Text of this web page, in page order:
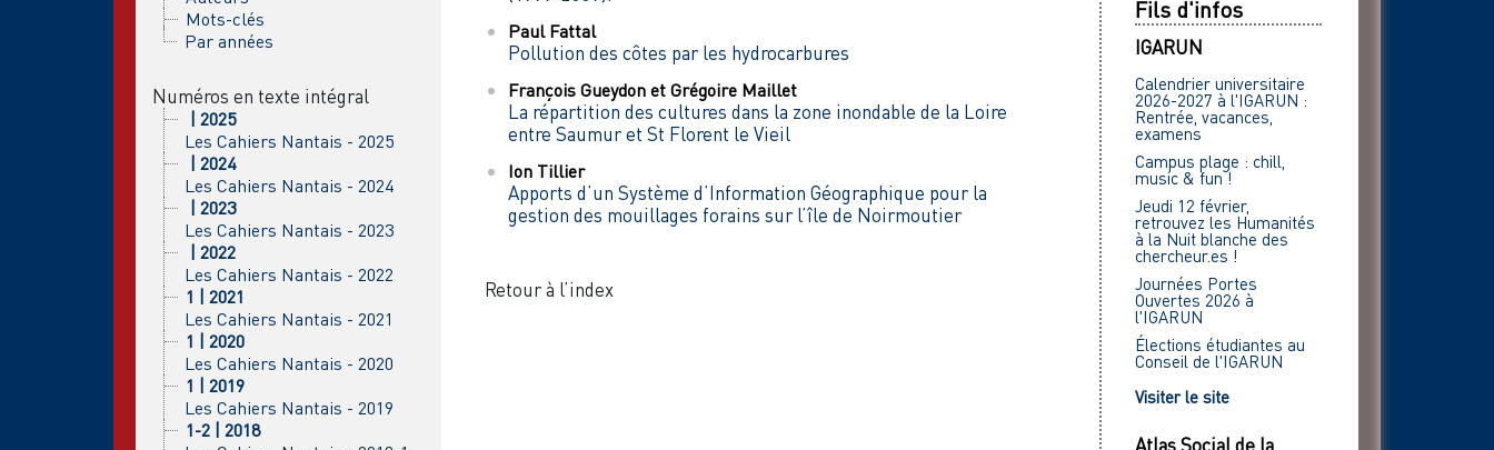
Mots-clés
Par années
Numéros en texte intégral
| 2025
Les Cahiers Nantais - 2025
| 2024
Les Cahiers Nantais - 2024
| 2023
Les Cahiers Nantais - 2023
| 2022
Les Cahiers Nantais - 2022
1 | 2021
Les Cahiers Nantais - 2021
1 | 2020
Les Cahiers Nantais - 2020
1 | 2019
Les Cahiers Nantais - 2019
1-2 | 2018
Paul Fattal
Pollution des côtes par les hydrocarbures
François Gueydon et Grégoire Maillet
La répartition des cultures dans la zone inondable de la Loire
entre Saumur et St Florent le Vieil
Ion Tillier
Apports d’un Système d’Information Géographique pour la
gestion des mouillages forains sur l’île de Noirmoutier
Retour à l’index
Fils d'infos
IGARUN
Calendrier universitaire
2026-2027 à l'IGARUN :
Rentrée, vacances,
examens
Campus plage : chill,
music & fun !
Jeudi 12 février,
retrouvez les Humanités
à la Nuit blanche des
chercheur.es !
Journées Portes
Ouvertes 2026 à
l'IGARUN
Élections étudiantes au
Conseil de l'IGARUN
Visiter le site
Atlas Social de la